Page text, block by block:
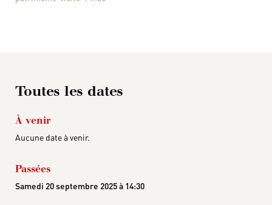
Toutes les dates
À venir
Aucune date à venir.
Passées
Samedi 20 septembre 2025 à 14:30